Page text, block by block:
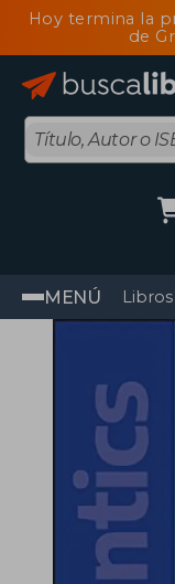
Hoy termina la
de
MENÚ